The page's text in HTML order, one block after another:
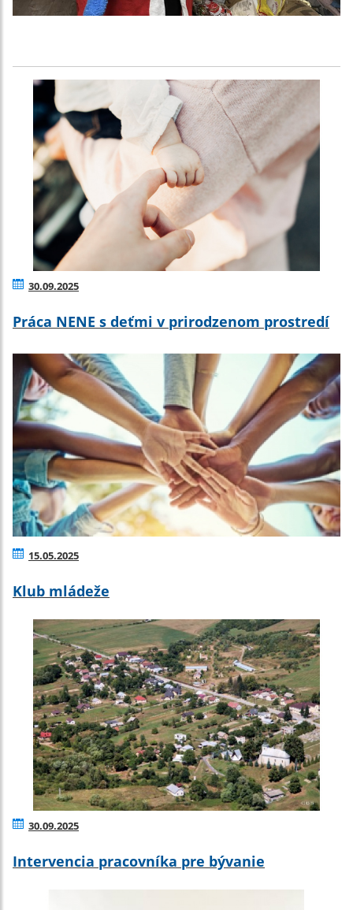
30.09.2025
Práca NENE s deťmi v prirodzenom prostredí
15.05.2025
Klub mládeže
30.09.2025
Intervencia pracovníka pre bývanie